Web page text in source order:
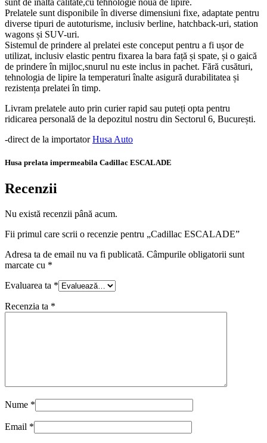
Prelatele sunt disponibile în diverse dimensiuni fixe, adaptate pentru
diverse tipuri de autoturisme, inclusiv berline, hatchback-uri, station
wagons și SUV-uri.
Sistemul de prindere al prelatei este conceput pentru a fi ușor de
utilizat, inclusiv elastic pentru fixarea la bara față și spate, și o gaică
de prindere în mijloc,snurul nu este inclus in pachet. Fără cusături,
tehnologia de lipire la temperaturi înalte asigură durabilitatea și
rezistența prelatei în timp.
Livram prelatele auto prin curier rapid sau puteți opta pentru
ridicarea personală de la depozitul nostru din Sectorul 6, București.
-direct de la importatorHusa Auto
Husa prelata impermeabila Cadillac ESCALADE
Recenzii
Nu există recenzii până acum.
Fii primul care scrii o recenzie pentru „Cadillac ESCALADE”
Adresa ta de email nu va fi publicată. Câmpurile obligatorii sunt
marcate cu *
Evaluarea ta *
Recenzia ta *
Nume *
Email *